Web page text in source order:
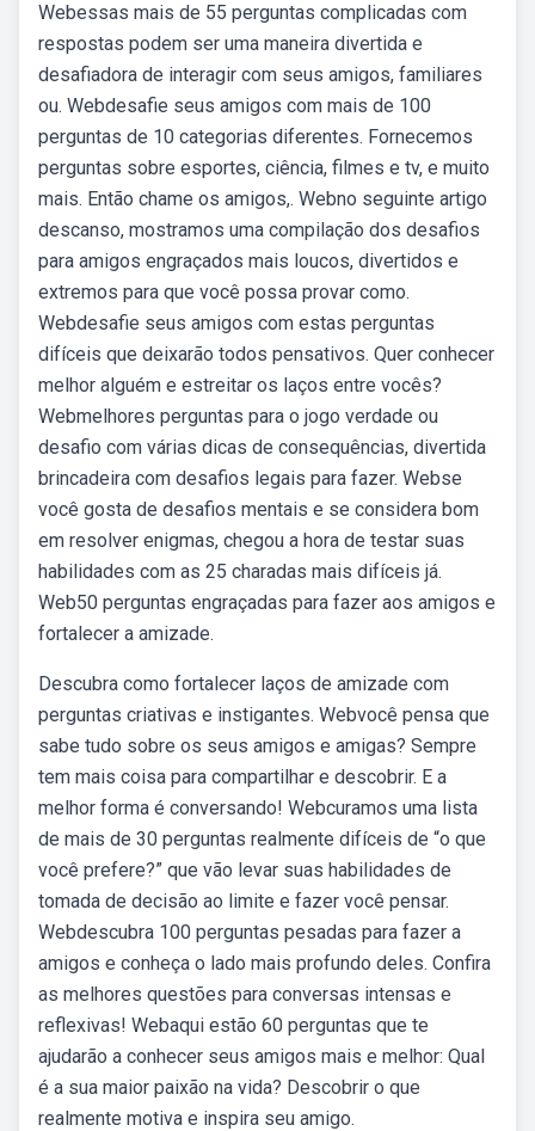
Webessas mais de 55 perguntas complicadas com
respostas podem ser uma maneira divertida e
desafiadora de interagir com seus amigos, familiares
ou. Webdesafie seus amigos com mais de 100
perguntas de 10 categorias diferentes. Fornecemos
perguntas sobre esportes, ciência, filmes e tv, e muito
mais. Então chame os amigos,. Webno seguinte artigo
descanso, mostramos uma compilação dos desafios
para amigos engraçados mais loucos, divertidos e
extremos para que você possa provar como.
Webdesafie seus amigos com estas perguntas
difíceis que deixarão todos pensativos. Quer conhecer
melhor alguém e estreitar os laços entre vocês?
Webmelhores perguntas para o jogo verdade ou
desafio com várias dicas de consequências, divertida
brincadeira com desafios legais para fazer. Webse
você gosta de desafios mentais e se considera bom
em resolver enigmas, chegou a hora de testar suas
habilidades com as 25 charadas mais difíceis já.
Web50 perguntas engraçadas para fazer aos amigos e
fortalecer a amizade.
Descubra como fortalecer laços de amizade com
perguntas criativas e instigantes. Webvocê pensa que
sabe tudo sobre os seus amigos e amigas? Sempre
tem mais coisa para compartilhar e descobrir. E a
melhor forma é conversando! Webcuramos uma lista
de mais de 30 perguntas realmente difíceis de “o que
você prefere?” que vão levar suas habilidades de
tomada de decisão ao limite e fazer você pensar.
Webdescubra 100 perguntas pesadas para fazer a
amigos e conheça o lado mais profundo deles. Confira
as melhores questões para conversas intensas e
reflexivas! Webaqui estão 60 perguntas que te
ajudarão a conhecer seus amigos mais e melhor: Qual
é a sua maior paixão na vida? Descobrir o que
realmente motiva e inspira seu amigo.